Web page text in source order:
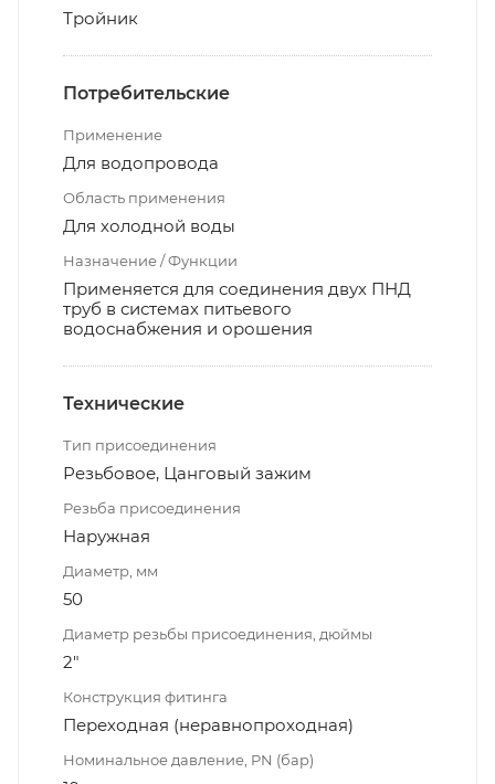
Тройник
Потребительские
Применение
Для водопровода
Область применения
Для холодной воды
Назначение / Функции
Применяется для соединения двух ПНД
труб в системах питьевого
водоснабжения и орошения
Технические
Тип присоединения
Резьбовое, Цанговый зажим
Резьба присоединения
Наружная
Диаметр, мм
50
Диаметр резьбы присоединения, дюймы
2"
Конструкция фитинга
Переходная (неравнопроходная)
Номинальное давление, PN (бар)